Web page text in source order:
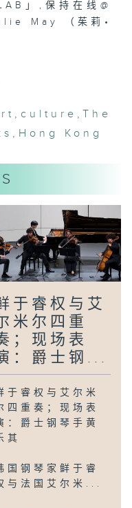
」,保持在线@
May （茱莉•
, culture , The
, Hong Kong
于睿权与艾
米尔四重
；现场表
：爵士钢...
于睿权与艾尔米
四重奏；现场表
：爵士钢琴手黄
其
国钢琴家鲜于睿
与法国艾尔米...